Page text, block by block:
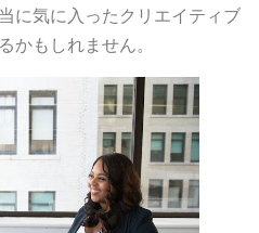
に気に入ったクリエイティブ
かもしれません。